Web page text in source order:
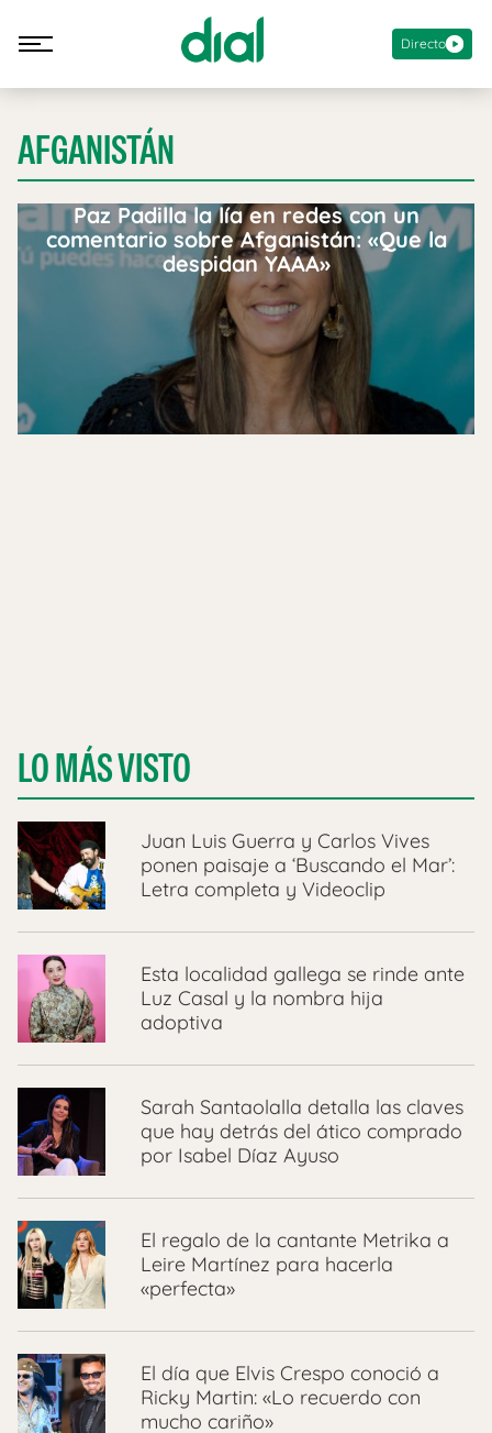
Directo
AFGANISTÁN
Paz Padilla la lía en redes con un
comentario sobre Afganistán: «Que la
despidan YAAA»
LO MÁS VISTO
Juan Luis Guerra y Carlos Vives
ponen paisaje a ‘Buscando el Mar’:
Letra completa y Videoclip
Esta localidad gallega se rinde ante
Luz Casal y la nombra hija
adoptiva
Sarah Santaolalla detalla las claves
que hay detrás del ático comprado
por Isabel Díaz Ayuso
El regalo de la cantante Metrika a
Leire Martínez para hacerla
«perfecta»
El día que Elvis Crespo conoció a
Ricky Martin: «Lo recuerdo con
mucho cariño»